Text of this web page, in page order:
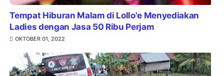
Tempat Hiburan Malam di Lollo'e Menyediakan
Ladies dengan Jasa 50 Ribu Perjam
OKTOBER 01, 2022